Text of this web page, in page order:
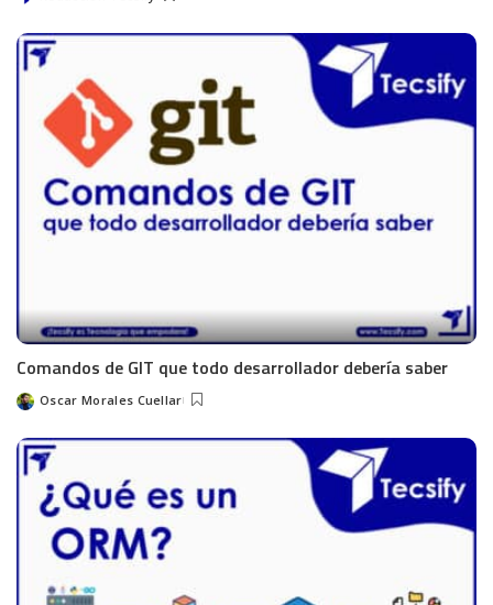
Comandos de GIT que todo desarrollador debería saber
Oscar Morales Cuellar